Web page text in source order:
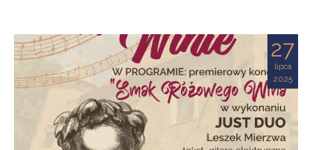
27
lipca
2025